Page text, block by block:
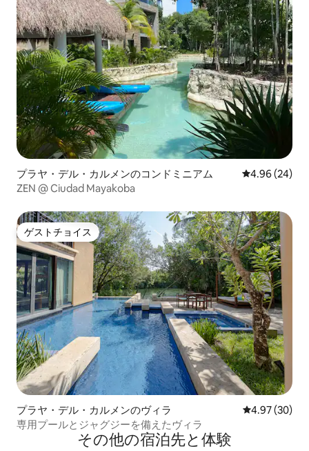
プラヤ・デル・カルメンのコンドミニアム レビュー24
4.96 (24)
ZEN @ Ciudad Mayakoba
ゲストチョイス
ゲストチョイス
プラヤ・デル・カルメンのヴィラ レビュー30
4.97 (30)
専用プールとジャグジーを備えたヴィラ
その他の宿⁠泊⁠先と体⁠験